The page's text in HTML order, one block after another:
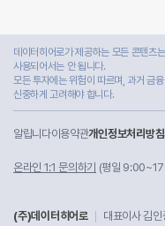
데이터히어로가 제공하는 모든 콘텐츠
사용되어서는 안 됩니다.
모든 투자에는 위험이 따르며, 과거 금
신중하게 고려해야 합니다.
알립니다이용약관개인정보처리방침
온라인 1:1 문의하기 (평일
(주)데이터히어로 대표이사 김인